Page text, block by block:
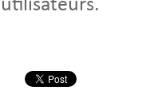
utilisateurs.